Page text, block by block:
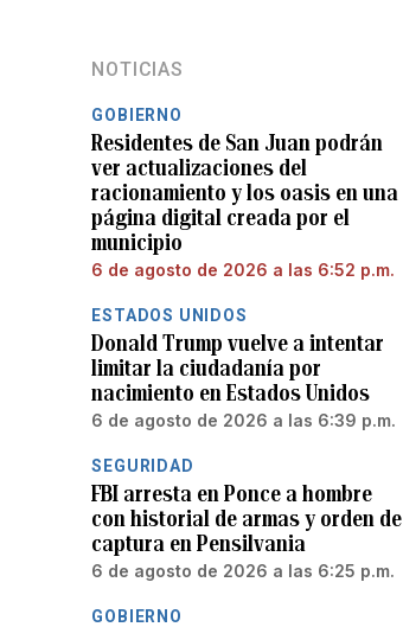
NOTICIAS
GOBIERNO
Residentes de San Juan podrán
ver actualizaciones del
racionamiento y los oasis en una
página digital creada por el
municipio
6 de agosto de 2026 a las 6:52 p.m.
ESTADOS UNIDOS
Donald Trump vuelve a intentar
limitar la ciudadanía por
nacimiento en Estados Unidos
6 de agosto de 2026 a las 6:39 p.m.
SEGURIDAD
FBI arresta en Ponce a hombre
con historial de armas y orden de
captura en Pensilvania
6 de agosto de 2026 a las 6:25 p.m.
GOBIERNO